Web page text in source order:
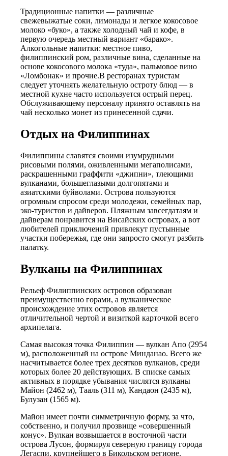
Традиционные напитки — различные
свежевыжатые соки, лимонады и легкое кокосовое
молоко «буко», а также холодный чай и кофе, в
первую очередь местный вариант «барако».
Алкогольные напитки: местное пиво,
филиппинский ром, различные вина, сделанные на
основе кокосового молока «туда», пальмовое вино
«Ломбонак» и прочие.В ресторанах туристам
следует уточнять желательную остроту блюд — в
местной кухне часто используется острый перец.
Обслуживающему персоналу принято оставлять на
чай несколько монет из принесенной сдачи.
Отдых на Филиппинах
Филиппины славятся своими изумрудными
рисовыми полями, оживленными мегаполисами,
раскрашенными граффити «джипни», тлеющими
вулканами, большеглазыми долгопятами и
азиатскими буйволами. Острова пользуются
огромным спросом среди молодежи, семейных пар,
эко-туристов и дайверов. Пляжным завсегдатаям и
дайверам понравится на Висайских островах, а вот
любителей приключений привлекут пустынные
участки побережья, где они запросто смогут разбить
палатку.
Вулканы на Филиппинах
Рельеф Филиппинских островов образован
преимущественно горами, а вулканическое
происхождение этих островов является
отличительной чертой и визиткой карточкой всего
архипелага.
Самая высокая точка Филиппин — вулкан Апо (2954
м), расположенный на острове Минданао. Всего же
насчитывается более трех десятков вулканов, среди
которых более 20 действующих. В списке самых
активных в порядке убывания числятся вулканы
Майон (2462 м), Тааль (311 м), Кандаон (2435 м),
Булузан (1565 м).
Майон имеет почти симметричную форму, за что,
собственно, и получил прозвище «совершенный
конус». Вулкан возвышается в восточной части
острова Лусон, формируя северную границу города
Легаспи, крупнейшего в Бикольском регионе.